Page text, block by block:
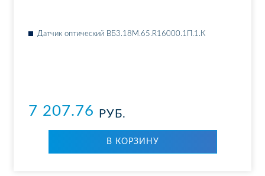
Дат­чик оп­ти­че­ский ВБ3.18М.65.R16000.1П.1.К
7 207.76 РУБ.
В КОР­ЗИ­НУ